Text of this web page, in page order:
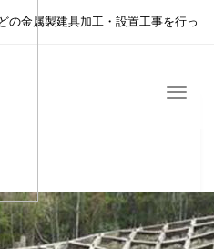
の金属製建具加工・設置工事を行っ
Menu